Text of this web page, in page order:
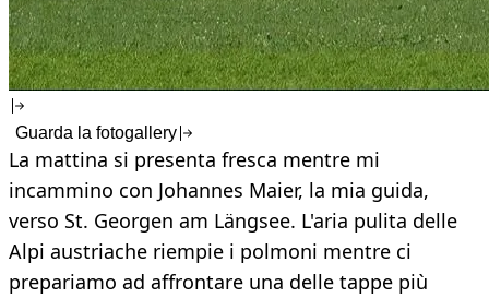
Guarda la fotogallery
La mattina si presenta fresca mentre mi
incammino con Johannes Maier, la mia guida,
verso St. Georgen am Längsee. L'aria pulita delle
Alpi austriache riempie i polmoni mentre ci
prepariamo ad affrontare una delle tappe più